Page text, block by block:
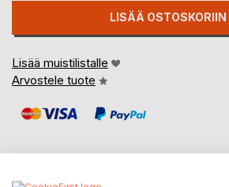
LISÄÄ OSTOSKORIIN
Lisää muistilistalle
Arvostele tuote